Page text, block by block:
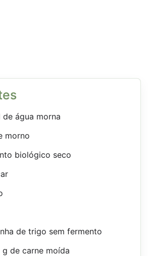
de água morna
morno
biológico seco
de trigo sem fermento
g de carne moída